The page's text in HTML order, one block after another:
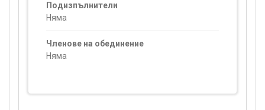
Подизпълнители
Няма
Членове на обединение
Няма